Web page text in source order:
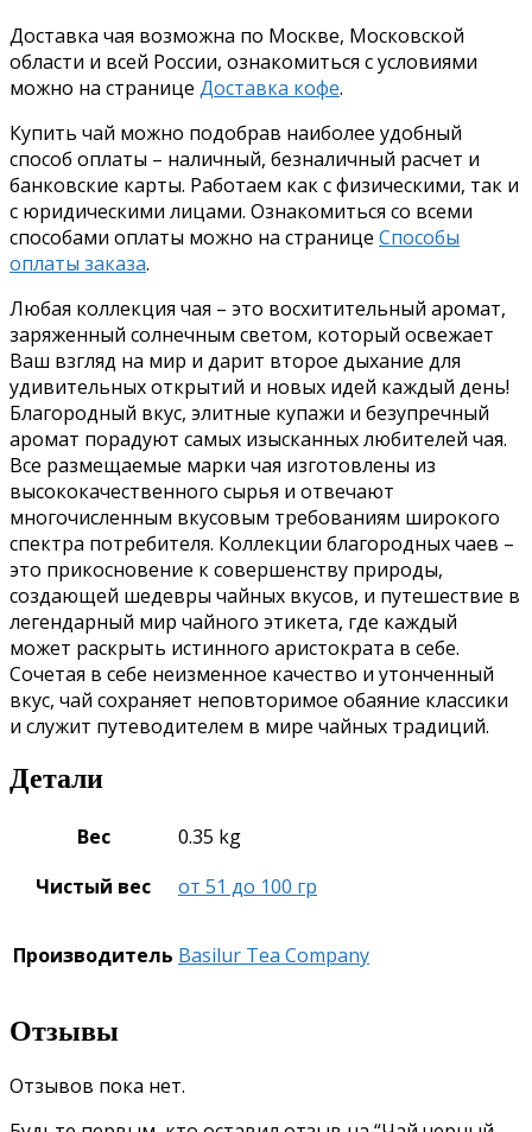
Доставка чая возможна по Москве, Московской
области и всей России, ознакомиться с условиями
можно на странице Доставка кофе.
Купить чай можно подобрав наиболее удобный
способ оплаты – наличный, безналичный расчет и
банковские карты. Работаем как с физическими, так и
с юридическими лицами. Ознакомиться со всеми
способами оплаты можно на странице Способы
оплаты заказа.
Любая коллекция чая – это восхитительный аромат,
заряженный солнечным светом, который освежает
Ваш взгляд на мир и дарит второе дыхание для
удивительных открытий и новых идей каждый день!
Благородный вкус, элитные купажи и безупречный
аромат порадуют самых изысканных любителей чая.
Все размещаемые марки чая изготовлены из
высококачественного сырья и отвечают
многочисленным вкусовым требованиям широкого
спектра потребителя. Коллекции благородных чаев –
это прикосновение к совершенству природы,
создающей шедевры чайных вкусов, и путешествие в
легендарный мир чайного этикета, где каждый
может раскрыть истинного аристократа в себе.
Сочетая в себе неизменное качество и утонченный
вкус, чай сохраняет неповторимое обаяние классики
и служит путеводителем в мире чайных традиций.
Детали
Вес
0.35 kg
Чистый вес
от 51 до 100 гр
Производитель Basilur Tea Company
Отзывы
Отзывов пока нет.